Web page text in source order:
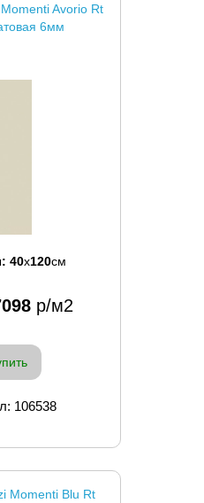
Avorio Rt
6мм
40x120см
р/м2
106538
Momenti Blu Rt